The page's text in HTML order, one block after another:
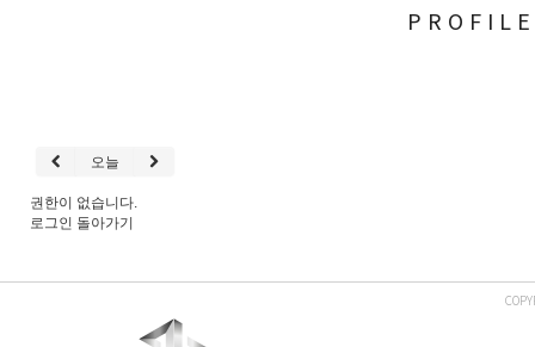
PROFILE
오늘
권한이 없습니다.
로그인 돌아가기